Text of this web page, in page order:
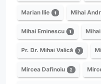
Marian Ilie 1 Mihai
Mihai Eminescu 1 Mihai
Pr. Dr. Mihai Valică 7
Mircea Dafinoiu 2